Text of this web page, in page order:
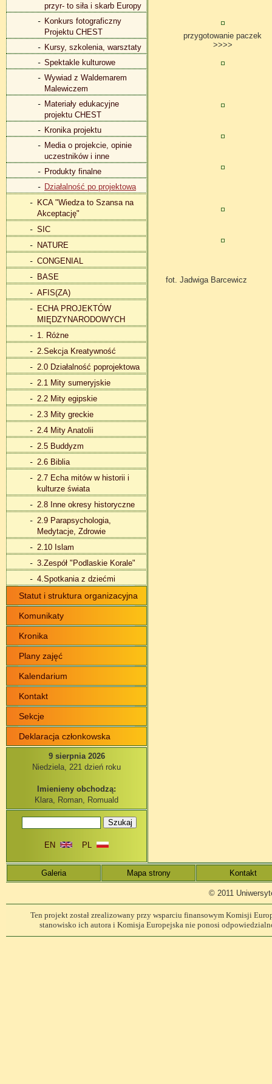
przyr- to siła i skarb Europy
Konkurs fotograficzny
Projektu CHEST
Kursy, szkolenia, warsztaty
Spektakle kulturowe
Wywiad z Waldemarem
Malewiczem
Materiały edukacyjne
projektu CHEST
Kronika projektu
Media o projekcie, opinie
uczestników i inne
Produkty finalne
Działalność po projektowa
KCA "Wiedza to Szansa na
Akceptację"
SIC
NATURE
CONGENIAL
BASE
AFIS(ZA)
ECHA PROJEKTÓW
MIĘDZYNARODOWYCH
1. Różne
2.Sekcja Kreatywność
2.0 Działalność poprojektowa
2.1 Mity sumeryjskie
2.2 Mity egipskie
2.3 Mity greckie
2.4 Mity Anatolii
2.5 Buddyzm
2.6 Biblia
2.7 Echa mitów w historii i
kulturze świata
2.8 Inne okresy historyczne
2.9 Parapsychologia,
Medytacje, Zdrowie
2.10 Islam
3.Zespół "Podlaskie Korale"
4.Spotkania z dziećmi
Statut i struktura organizacyjna
Komunikaty
Kronika
Plany zajęć
Kalendarium
Kontakt
Sekcje
Deklaracja członkowska
9 sierpnia 2026
Niedziela, 221 dzień roku
Imienieny obchodzą:
Klara, Roman, Romuald
EN PL
przygotowanie paczek
>>>>
fot. Jadwiga Barcewicz
Galeria Mapa strony Kontakt
© 2011
Ten projekt został zrealizowany przy wsparciu finansowym Komisji
stanowisko ich autora i Komisja Europejska nie ponosi